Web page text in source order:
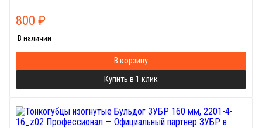
800 ₽
В наличии
В корзину
Купить в 1 клик